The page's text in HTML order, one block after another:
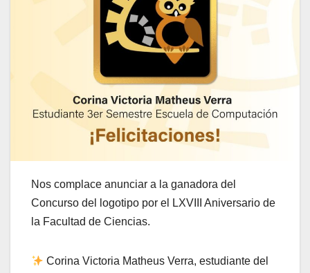
Nos complace anunciar a la ganadora del
Concurso del logotipo por el LXVIII Aniversario de
la Facultad de Ciencias.
Corina Victoria Matheus Verra, estudiante del